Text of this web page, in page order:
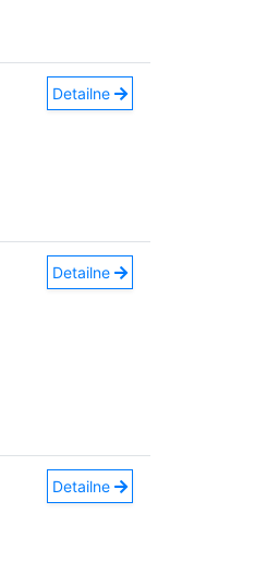
Detailne
Detailne
Detailne